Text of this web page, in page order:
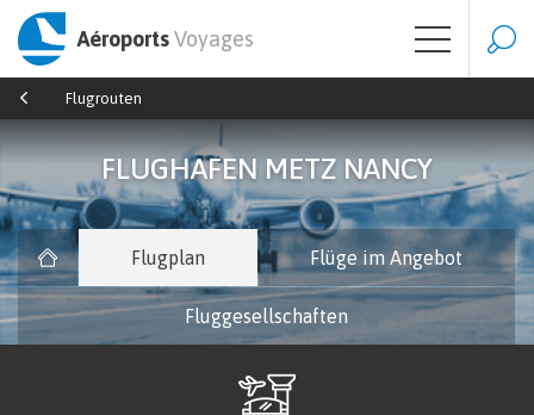
AéroportsVoyages
Flugrouten
FLUGHAFEN METZ NANCY
Flugplan Flüge im Angebot
Fluggesellschaften